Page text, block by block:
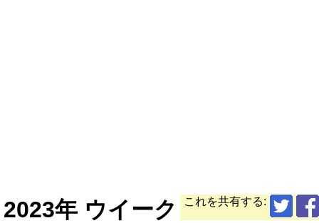
これを共有する:
2023年 ウイーク